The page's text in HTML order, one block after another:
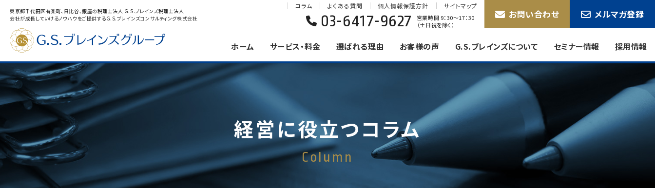
東京都千代田区有楽町、日比谷、銀座の税理士法人 G.S.ブレインズ税理士法人
会社が成長していけるノウハウをご提供するG.S.ブレインズコンサルティング株式会社
ホーム サービス・料金 選ばれる理由 お客様の声 G.S.ブレインズについて セミナー情報 採用情報
コラム よくある質問 個人情報保護方針 サイトマップ
03-6417-9627
営業時間 9：30〜17：30
（土日祝を除く）
お問い合わせ メルマガ登録
経営に役立つコラム
Column